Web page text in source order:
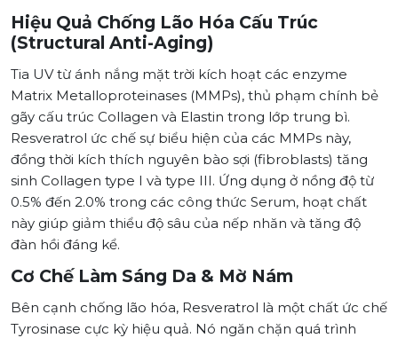
Hiệu Quả Chống Lão Hóa Cấu Trúc
(Structural Anti-Aging)
Tia UV từ ánh nắng mặt trời kích hoạt các enzyme
Matrix Metalloproteinases (MMPs), thủ phạm chính bẻ
gãy cấu trúc Collagen và Elastin trong lớp trung bì.
Resveratrol ức chế sự biểu hiện của các MMPs này,
đồng thời kích thích nguyên bào sợi (fibroblasts) tăng
sinh Collagen type I và type III. Ứng dụng ở nồng độ từ
0.5% đến 2.0% trong các công thức Serum, hoạt chất
này giúp giảm thiểu độ sâu của nếp nhăn và tăng độ
đàn hồi đáng kể.
Cơ Chế Làm Sáng Da & Mờ Nám
Bên cạnh chống lão hóa, Resveratrol là một chất ức chế
Tyrosinase cực kỳ hiệu quả. Nó ngăn chặn quá trình